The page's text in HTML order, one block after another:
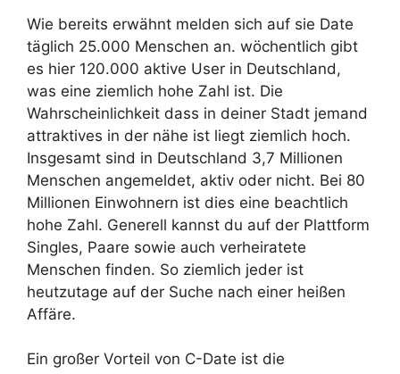
Wie bereits erwähnt melden sich auf sie Date
täglich 25.000 Menschen an. wöchentlich gibt
es hier 120.000 aktive User in Deutschland,
was eine ziemlich hohe Zahl ist. Die
Wahrscheinlichkeit dass in deiner Stadt jemand
attraktives in der nähe ist liegt ziemlich hoch.
Insgesamt sind in Deutschland 3,7 Millionen
Menschen angemeldet, aktiv oder nicht. Bei 80
Millionen Einwohnern ist dies eine beachtlich
hohe Zahl. Generell kannst du auf der Plattform
Singles, Paare sowie auch verheiratete
Menschen finden. So ziemlich jeder ist
heutzutage auf der Suche nach einer heißen
Affäre.
Ein großer Vorteil von C-Date ist die